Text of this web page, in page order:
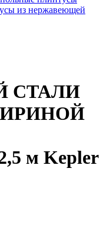
из нержавеющей
СТАЛИ
м Kepler